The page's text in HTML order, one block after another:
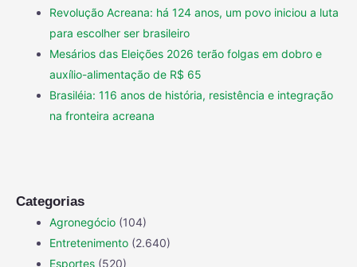
Revolução Acreana: há 124 anos, um povo iniciou a luta
para escolher ser brasileiro
Mesários das Eleições 2026 terão folgas em dobro e
auxílio-alimentação de R$ 65
Brasiléia: 116 anos de história, resistência e integração
na fronteira acreana
Categorias
Agronegócio (104)
Entretenimento (2.640)
Esportes (520)